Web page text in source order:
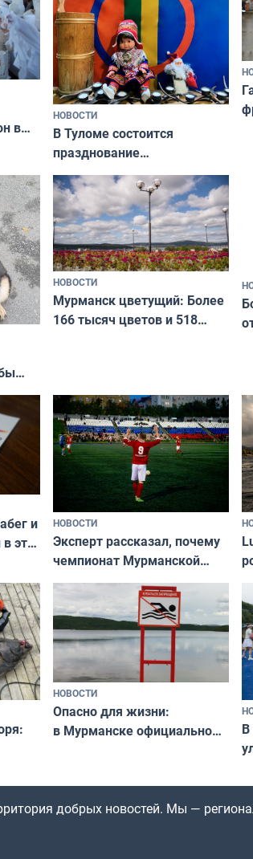
в
НОВОСТИ
В Туломе состоится
празднование
Международного дня
коренных народов мира
НОВОСТИ
Мурманск цветущий: Более
166 тысяч цветов и 518
и
эти
НОВОСТИ
Эксперт рассказал, почему
чемпионат Мурманской
области по футболу остался
незамеченным
НОВОСТИ
Опасно для жизни:
в Мурманске официально
В
добрых новостей. Мы —